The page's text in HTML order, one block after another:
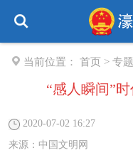
当前位置： 首页 > 专
“感人瞬间”
2020-07-02 16:27
来源： 中国文明网